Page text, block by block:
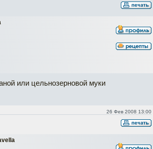
или цельнозерновой муки
26 Фев 2008 13:00